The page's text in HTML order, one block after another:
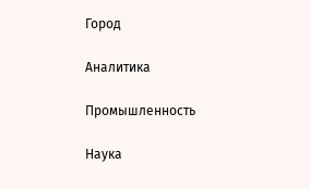
Город
Аналитика
Промышленность
Наука